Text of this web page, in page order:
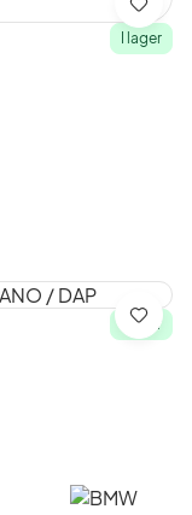
I lager
Spara
I lager
Spara